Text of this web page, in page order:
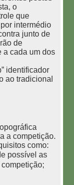
o
que
intermédio
junto de
de
a cada um dos
identificador
ao tradicional
a competição.
como:
possível as